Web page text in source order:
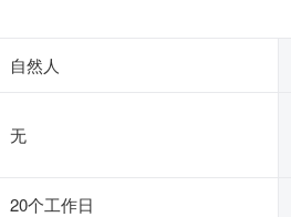
自然人
无
20个工作日